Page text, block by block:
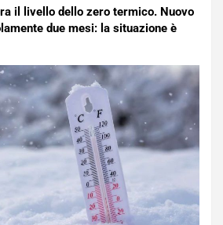
il livello dello zero termico. Nuovo
due mesi: la situazione è